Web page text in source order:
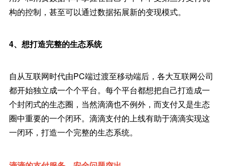
构的控制，甚至可以通过数据拓展新的变现模式。
4、想打造完整的生态系统
自从互联网时代由PC端过渡至移动端后，各大互联网公司
都开始独立成一个个平台。每个平台都想把自己打造成一
个封闭式的生态圈，当然滴滴也不例外，而支付又是生态
圈中重要的一个闭环。滴滴支付的上线有助于滴滴实现这
一闭环，打造一个完整的生态系统。